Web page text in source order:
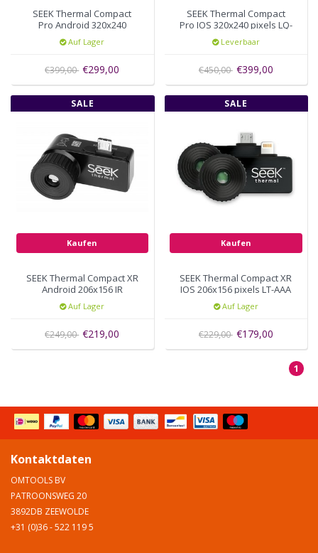
SEEK Thermal Compact
Pro Android 320x240
pixels UQ-AAAX
Auf Lager
€399,00 €299,00
SEEK Thermal Compact
Pro IOS 320x240 pixels LQ-
Leverbaar
€450,00 €399,00
SALE
Kaufen
SEEK Thermal Compact XR
Android 206x156 IR
resolution Micro-USB UT-
AAA
Auf Lager
€249,00 €219,00
SALE
Kaufen
SEEK Thermal Compact XR
IOS 206x156 pixels LT-AAA
Auf Lager
€229,00 €179,00
1
Kontaktdaten
OMTOOLS BV
PATROONSWEG 20
3892DB ZEEWOLDE
+31 (0)36 - 522 119 5